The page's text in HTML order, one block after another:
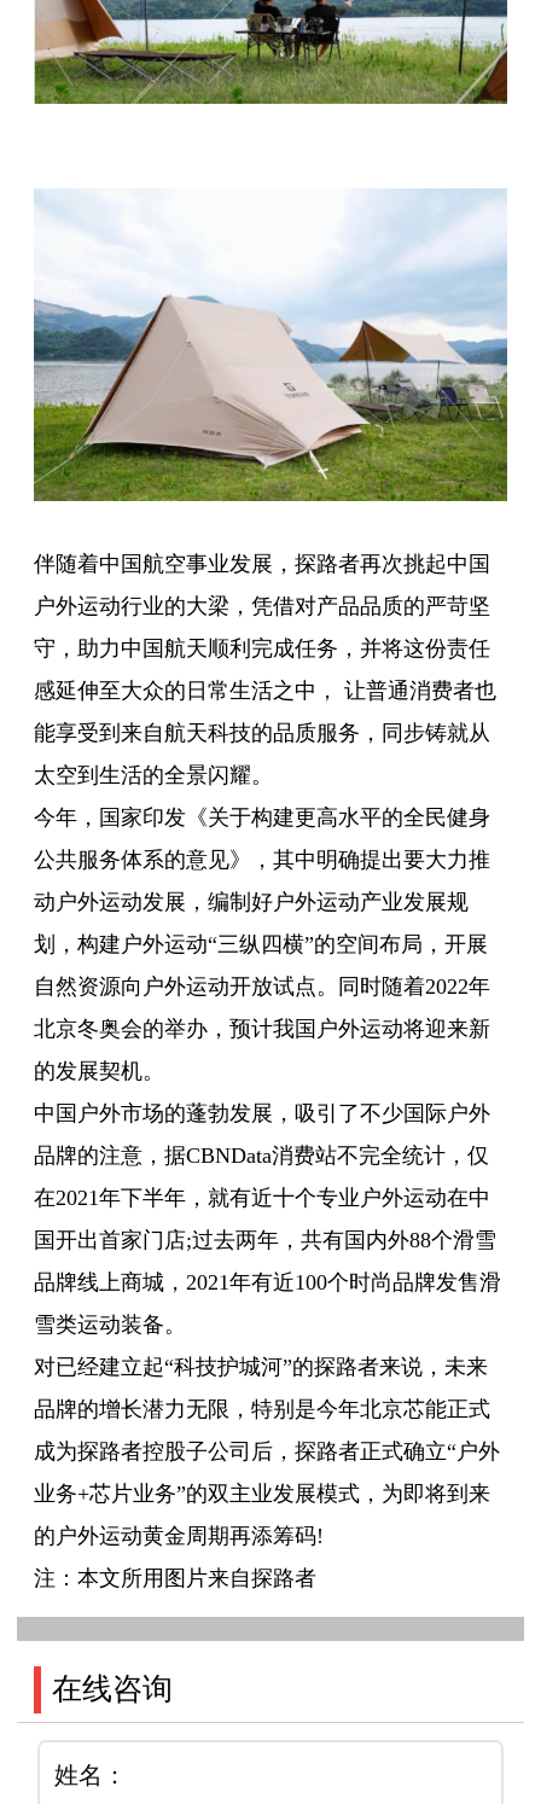
伴随着中国航空事业发展，探路者再次挑起中国
户外运动行业的大梁，凭借对产品品质的严苛坚
守，助力中国航天顺利完成任务，并将这份责任
感延伸至大众的日常生活之中， 让普通消费者也
能享受到来自航天科技的品质服务，同步铸就从
太空到生活的全景闪耀。
今年，国家印发《关于构建更高水平的全民健身
公共服务体系的意见》，其中明确提出要大力推
动户外运动发展，编制好户外运动产业发展规
划，构建户外运动“三纵四横”的空间布局，开展
自然资源向户外运动开放试点。同时随着2022年
北京冬奥会的举办，预计我国户外运动将迎来新
的发展契机。
中国户外市场的蓬勃发展，吸引了不少国际户外
品牌的注意，据CBNData消费站不完全统计，仅
在2021年下半年，就有近十个专业户外运动在中
国开出首家门店;过去两年，共有国内外88个滑雪
品牌线上商城，2021年有近100个时尚品牌发售滑
雪类运动装备。
对已经建立起“科技护城河”的探路者来说，未来
品牌的增长潜力无限，特别是今年北京芯能正式
成为探路者控股子公司后，探路者正式确立“户外
业务+芯片业务”的双主业发展模式，为即将到来
的户外运动黄金周期再添筹码!
注：本文所用图片来自探路者
在线咨询
姓名：